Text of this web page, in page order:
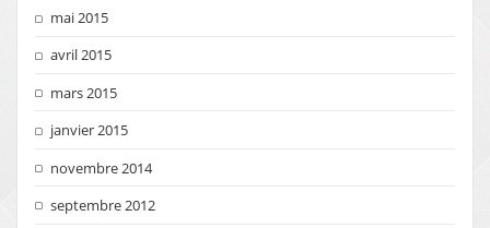
mai 2015
avril 2015
mars 2015
janvier 2015
novembre 2014
septembre 2012